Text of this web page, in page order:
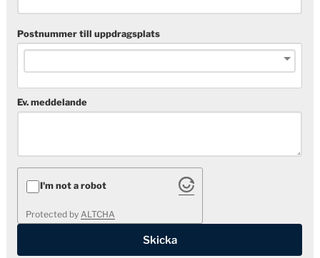
Postnummer till uppdragsplats
Ev. meddelande
I'm not a robot
Protected by ALTCHA